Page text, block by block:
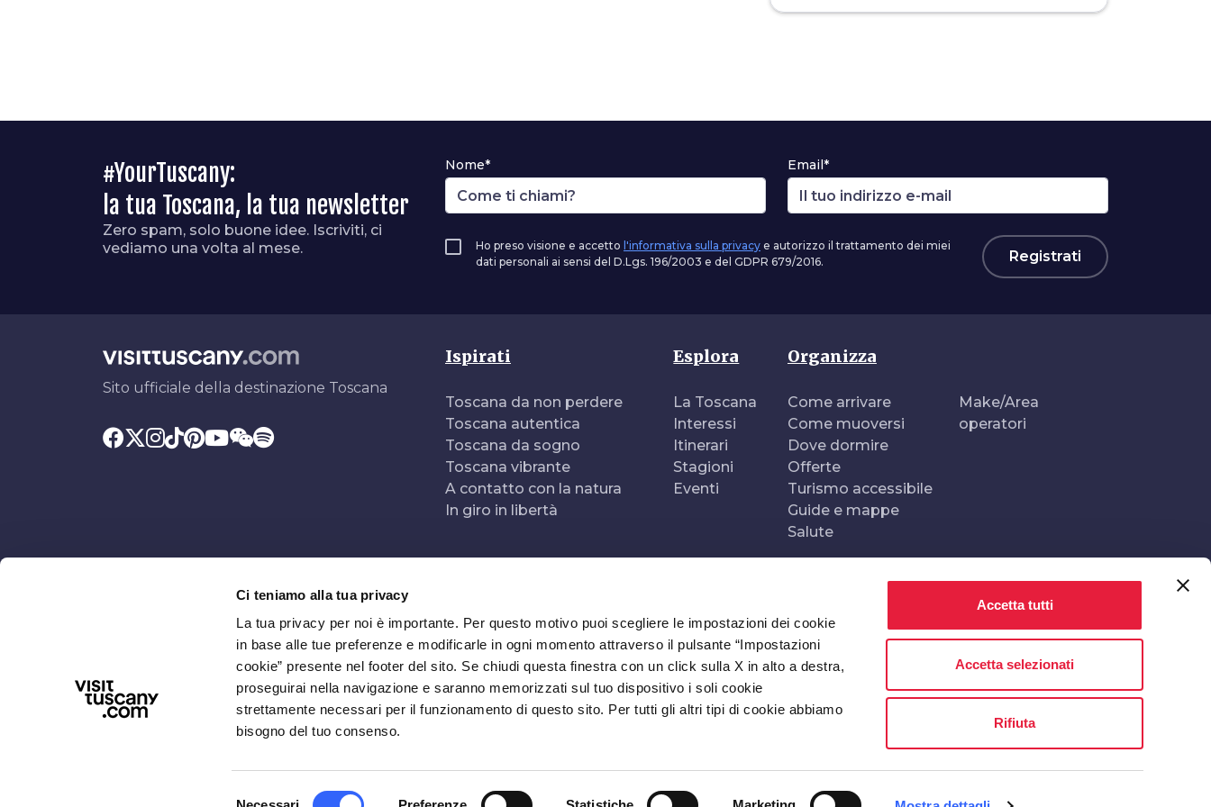
Ci teniamo alla tua privacy
La tua privacy per noi è importante. Per questo motivo puoi scegliere le impostazioni dei cookie
in base alle tue preferenze e modificarle in ogni momento attraverso il pulsante “Impostazioni
cookie” presente nel footer del sito. Se chiudi questa finestra con un click sulla X in alto a destra,
proseguirai nella navigazione e saranno memorizzati sul tuo dispositivo i soli cookie
strettamente necessari per il funzionamento di questo sito. Per tutti gli altri tipi di cookie abbiamo
bisogno del tuo consenso.
Accetta tutti
Accetta selezionati
Rifiuta
#YourTuscany:
la tua Toscana, la tua newsletter
Zero spam, solo buone idee. Iscriviti, ci
vediamo una volta al mese.
Nome* Email*
Ho preso visione e accetto l'informativa sulla privacy e autorizzo il trattamento dei miei
dati personali ai sensi del D.Lgs. 196/2003 e del GDPR 679/2016.
Registrati
Sito ufficiale della destinazione Toscana
Ispirati
Toscana da non perdere
Toscana autentica
Toscana da sogno
Toscana vibrante
A contatto con la natura
In giro in libertà
Esplora
La Toscana
Interessi
Itinerari
Stagioni
Eventi
Organizza
Come arrivare
Come muoversi
Dove dormire
Offerte
Turismo accessibile
Guide e mappe
Salute
Make/Area
operatori
In collaborazione con